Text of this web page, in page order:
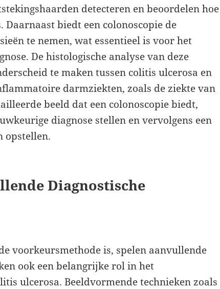
detecteren en beoordelen hoe
Daarnaast biedt een colonoscopie de
te nemen, wat essentieel is voor het
De histologische analyse van deze
te maken tussen colitis ulcerosa en
darmziekten, zoals de ziekte van
beeld dat een colonoscopie biedt,
diagnose stellen en vervolgens een
opstellen.
Diagnostische
voorkeursmethode is, spelen aanvullende
ook een belangrijke rol in het
ulcerosa. Beeldvormende technieken zoals